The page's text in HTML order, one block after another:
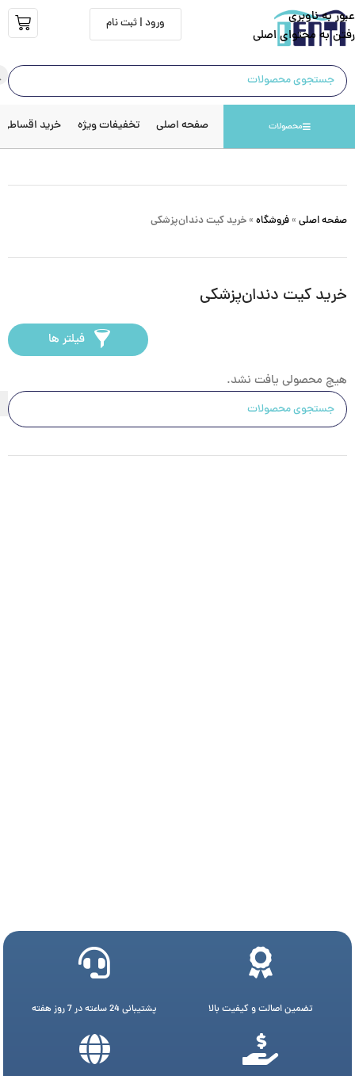
عبور به ناوبری
رفتن به محتوای اصلی
ورود | ثبت نام
محصولات صفحه اصلی تخفیفات ویژه خرید اقساطی
صفحه اصلی » فروشگاه » خرید کیت دندان‌پزشکی
خرید کیت دندان‌پزشکی
فیلتر ها
هیچ محصولی یافت نشد.
تضمین اصالت و کیفیت بالا پشتیبانی 24 ساعته در 7 روز هفته